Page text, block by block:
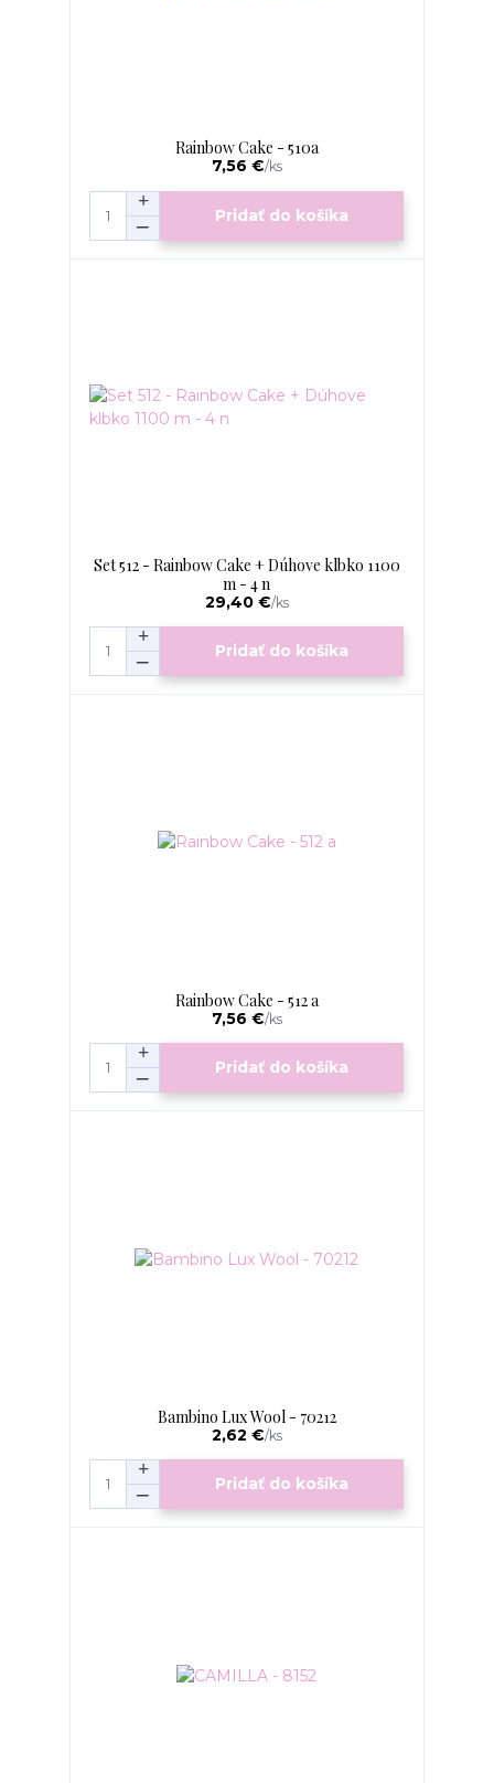
Rainbow Cake - 510a
7,56 €/ks
Pridať do košíka
Set 512 - Rainbow Cake + Dúhove klbko 1100
m - 4 n
29,40 €/ks
Pridať do košíka
Rainbow Cake - 512 a
7,56 €/ks
Pridať do košíka
Bambino Lux Wool - 70212
2,62 €/ks
Pridať do košíka